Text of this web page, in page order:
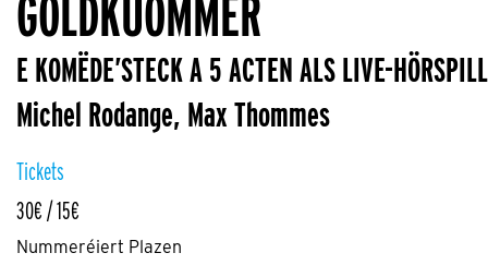
GOLDKUOMMER
E KOMËDE’STECK A 5 ACTEN ALS LIVE-HÖRSPILL
Michel Rodange, Max Thommes
Tickets
30€ / 15€
Nummeréiert Plazen